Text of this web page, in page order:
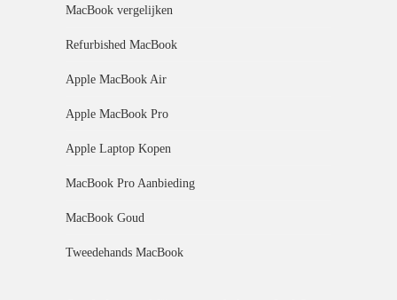
MacBook vergelijken
Refurbished MacBook
Apple MacBook Air
Apple MacBook Pro
Apple Laptop Kopen
MacBook Pro Aanbieding
MacBook Goud
Tweedehands MacBook